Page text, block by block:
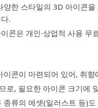
양한 스타일의 3D 아이콘을
.
콘은 개인·상업적 사용
콘이 마련되어 있어, 취향
로, 필요한 아이콘 크기에
류의 에셋(일러스트 등)